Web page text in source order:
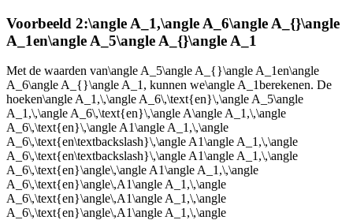
Voorbeeld 2:\angle A_1,\angle A_6\angle A_{}\angle
A_1en\angle A_5\angle A_{}\angle A_1
Met de waarden van\angle A_5\angle A_{}\angle A_1en\angle
A_6\angle A_{}\angle A_1 , kunnen we\angle A_1berekenen. De
hoeken\angle A_1,\,\angle A_6\,\text{en}\,\angle A_5\angle
A_1,\,\angle A_6\,\text{en}\,\angle A\angle A_1,\,\angle
A_6\,\text{en}\,\angle A1\angle A_1,\,\angle
A_6\,\text{en\textbackslash}\,\angle A1\angle A_1,\,\angle
A_6\,\text{en\textbackslash}\,\angle A1\angle A_1,\,\angle
A_6\,\text{en}\angle\,\angle A1\angle A_1,\,\angle
A_6\,\text{en}\angle\,A1\angle A_1,\,\angle
A_6\,\text{en}\angle\,A1\angle A_1,\,\angle
A_6\,\text{en}\angle\,A1\angle A_1,\,\angle